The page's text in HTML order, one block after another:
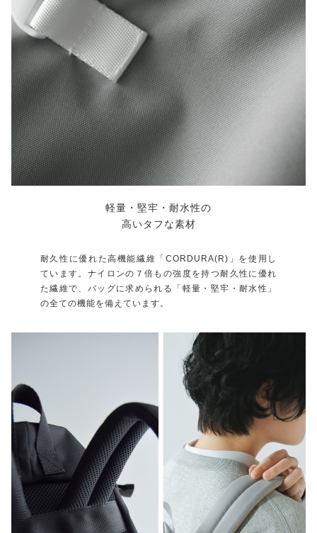
軽量・堅牢・耐水性の
高いタフな素材
耐久性に優れた高機能繊維「CORDURA(R)」を使用し
ています。ナイロンの７倍もの強度を持つ耐久性に優れ
た繊維で、バッグに求められる「軽量・堅牢・耐水性」
の全ての機能を備えています。